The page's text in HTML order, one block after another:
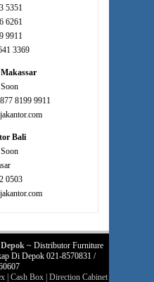
5351
6261
9911
3369
8199 9911
Bali
0503
~ Distributor Furniture
Di Depok 021-8570831 /
Cash Box Direction Cabinet